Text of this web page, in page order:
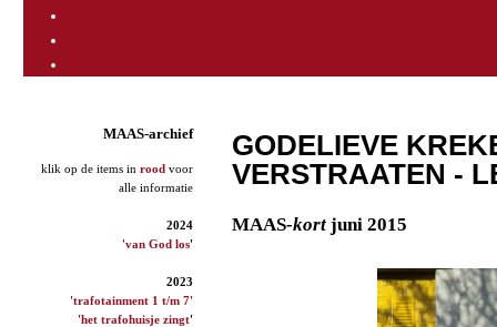
MAAS-archief
klik op de items in rood voor
alle informatie
2024
'van God los'
2023
'trafotainment 1 t/m 7'
'het trafohuisje zingt'
GODELIEVE
VERSTRAATEN -
MAAS-kort juni 2015